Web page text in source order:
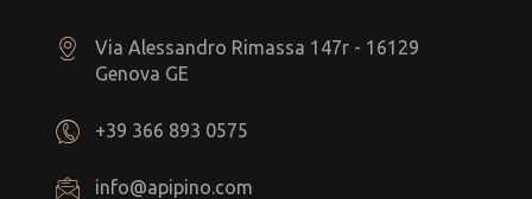
Via Alessandro Rimassa 147r - 16129
Genova GE
+39 366 893 0575
info@apipino.com